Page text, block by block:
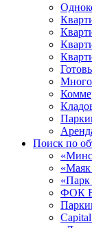
Поиск по
ФОК